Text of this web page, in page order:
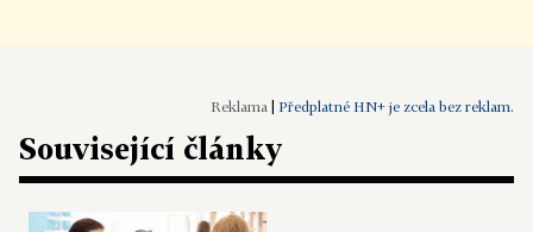
Předplatné HN+ je zcela bez reklam.
Související články